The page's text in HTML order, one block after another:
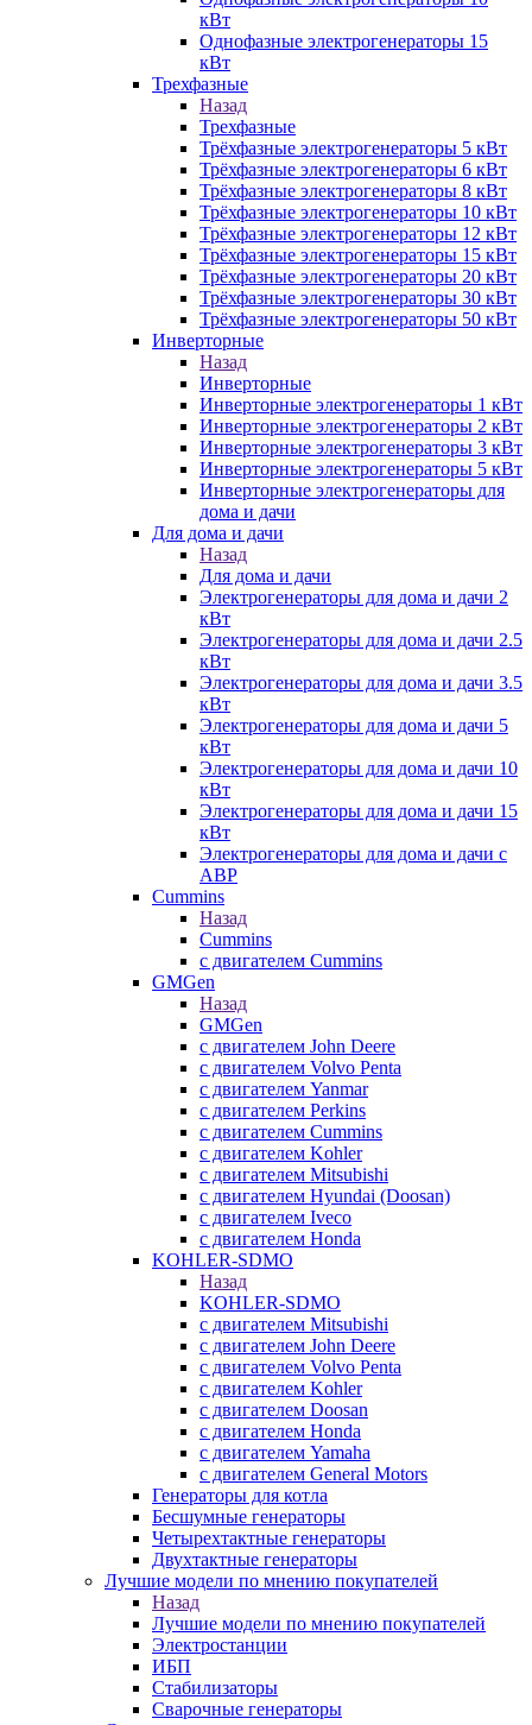
кВт
Однофазные электрогенераторы 15
кВт
Трехфазные
Назад
Трехфазные
Трёхфазные электрогенераторы 5 кВт
Трёхфазные электрогенераторы 6 кВт
Трёхфазные электрогенераторы 8 кВт
Трёхфазные электрогенераторы 10 кВт
Трёхфазные электрогенераторы 12 кВт
Трёхфазные электрогенераторы 15 кВт
Трёхфазные электрогенераторы 20 кВт
Трёхфазные электрогенераторы 30 кВт
Трёхфазные электрогенераторы 50 кВт
Инверторные
Назад
Инверторные
Инверторные электрогенераторы 1 кВт
Инверторные электрогенераторы 2 кВт
Инверторные электрогенераторы 3 кВт
Инверторные электрогенераторы 5 кВт
Инверторные электрогенераторы для
дома и дачи
Для дома и дачи
Назад
Для дома и дачи
Электрогенераторы для дома и дачи 2
кВт
Электрогенераторы для дома и дачи 2.5
кВт
Электрогенераторы для дома и дачи 3.5
кВт
Электрогенераторы для дома и дачи 5
кВт
Электрогенераторы для дома и дачи 10
кВт
Электрогенераторы для дома и дачи 15
кВт
Электрогенераторы для дома и дачи с
АВР
Cummins
Назад
Cummins
с двигателем Cummins
GMGen
Назад
GMGen
с двигателем John Deere
с двигателем Volvo Penta
с двигателем Yanmar
с двигателем Perkins
с двигателем Cummins
с двигателем Kohler
с двигателем Mitsubishi
с двигателем Hyundai (Doosan)
с двигателем Iveco
с двигателем Honda
KOHLER-SDMO
Назад
KOHLER-SDMO
с двигателем Mitsubishi
с двигателем John Deere
с двигателем Volvo Penta
с двигателем Kohler
с двигателем Doosan
с двигателем Honda
с двигателем Yamaha
с двигателем General Motors
Генераторы для котла
Бесшумные генераторы
Четырехтактные генераторы
Двухтактные генераторы
Лучшие модели по мнению покупателей
Назад
Лучшие модели по мнению покупателей
Электростанции
ИБП
Стабилизаторы
Сварочные генераторы